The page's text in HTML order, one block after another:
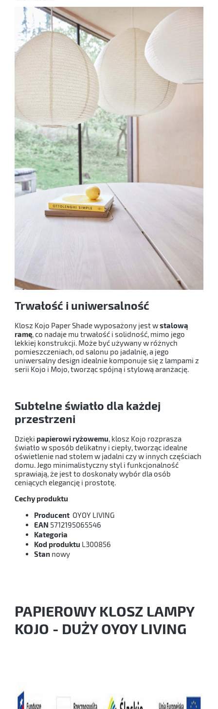
Trwałość i uniwersalność
Klosz Kojo Paper Shade wyposażony jest wstalową
ramę, co nadaje mu trwałość i solidność, mimo jego
lekkiej konstrukcji. Może być używany w różnych
pomieszczeniach, od salonu po jadalnię, a jego
uniwersalny design idealnie komponuje się z lampami z
serii Kojo i Mojo, tworząc spójną i stylową aranżację.
Subtelne światło dla każdej
przestrzeni
Dzięki papierowi ryżowemu , klosz Kojo rozprasza
światło w sposób delikatny i ciepły, tworząc idealne
oświetlenie nad stołem w jadalni czy w innych częściach
domu. Jego minimalistyczny styl i funkcjonalność
sprawiają, że jest to doskonały wybór dla osób
ceniących elegancję i prostotę.
Cechy produktu
Producent OYOY LIVING
EAN 5712195065546
Kategoria
Kod produktu L300856
Stan nowy
PAPIEROWY KLOSZ LAMPY
KOJO - DUŻY OYOY LIVING